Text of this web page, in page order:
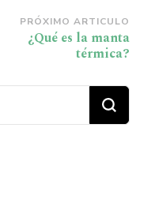
PRÓXIMO ARTICULO
¿Qué es la manta
térmica?